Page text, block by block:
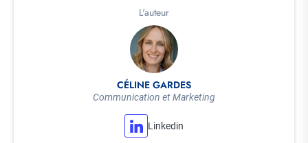
L'auteur
CÉLINE GARDES
Communication et Marketing
Linkedin